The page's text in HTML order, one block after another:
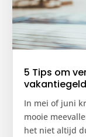
5 Tips om
vakantiegeld
In mei of juni
mooie
het niet altijd